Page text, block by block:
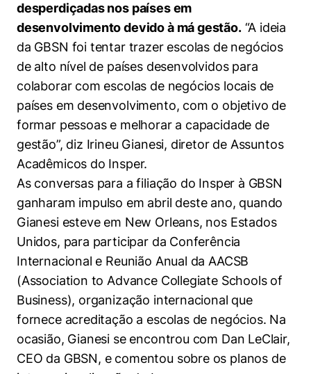
desperdiçadas nos países em
desenvolvimento devido à má gestão.“A ideia
da GBSN foi tentar trazer escolas de negócios
de alto nível de países desenvolvidos para
colaborar com escolas de negócios locais de
países em desenvolvimento, com o objetivo de
formar pessoas e melhorar a capacidade de
gestão”, diz Irineu Gianesi, diretor de Assuntos
Acadêmicos do Insper.
As conversas para a filiação do Insper à GBSN
ganharam impulso em abril deste ano, quando
Gianesi esteve em New Orleans, nos Estados
Unidos, para participar da Conferência
Internacional e Reunião Anual da AACSB
(Association to Advance Collegiate Schools of
Business), organização internacional que
fornece acreditação a escolas de negócios. Na
ocasião, Gianesi se encontrou com Dan LeClair,
CEO da GBSN, e comentou sobre os planos de